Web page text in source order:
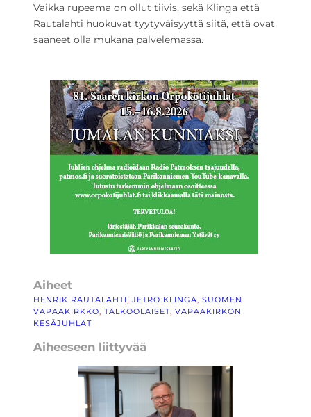
Vaikka rupeama on ollut tiivis, sekä Klinga että
Rautalahti huokuvat tyytyväisyyttä siitä, että ovat
saaneet olla mukana palvelemassa.
Aiheet
HENRIK RAUTALAHTI JETRO KLINGA SUOMEN
VAPAAKIRKKO TALKOOLAISET VAPAAKIRKON
KESÄJUHLAT
Aiheeseen liittyvää